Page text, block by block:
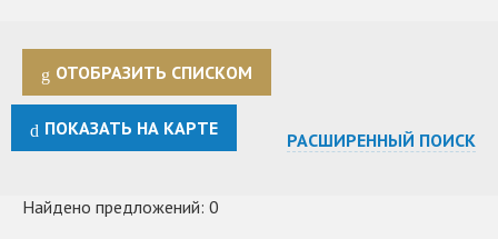
ОТОБРАЗИТЬ СПИСКОМ
ПОКАЗАТЬ НА КАРТЕ
РАСШИРЕННЫЙ ПОИСК
Найдено предложений: 0